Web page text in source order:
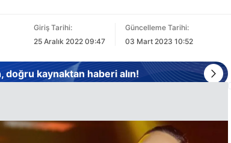
Giriş Tarihi:
25 Aralık 2022 09:47
Güncelleme Tarihi:
03 Mart 2023 10:52
doğru kaynaktan haberi alın!